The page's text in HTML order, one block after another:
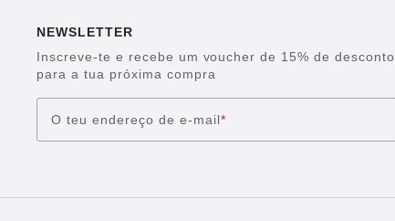
NEWSLETTER
Inscreve-te e recebe um voucher de 15% de desconto
para a tua próxima compra
O teu endereço de e-mail*